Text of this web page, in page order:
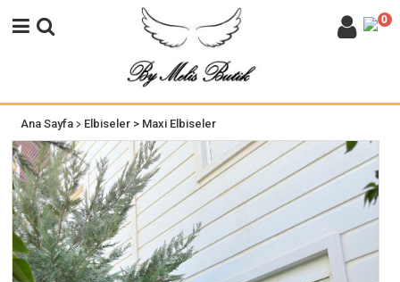
0
Ana Sayfa> Elbiseler > Maxi Elbiseler